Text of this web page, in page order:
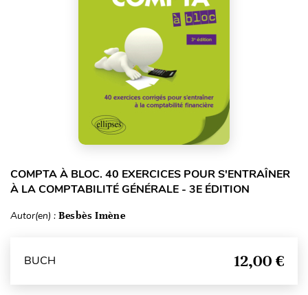
COMPTA À BLOC. 40 EXERCICES POUR S'ENTRAÎNER
À LA COMPTABILITÉ GÉNÉRALE - 3E ÉDITION
Autor(en) : Besbès Imène
BUCH 12,00 €